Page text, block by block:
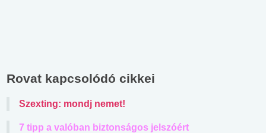
Rovat kapcsolódó cikkei
Szexting: mondj nemet!
7 tipp a valóban biztonságos jelszóért